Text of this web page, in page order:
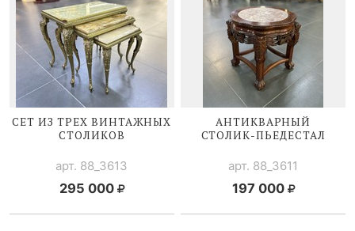
СЕТ ИЗ ТРЕХ ВИНТАЖНЫХ
СТОЛИКОВ
арт. 88_3613
295 000
АНТИКВАРНЫЙ
СТОЛИК-ПЬЕДЕСТАЛ
арт. 88_3611
197 000